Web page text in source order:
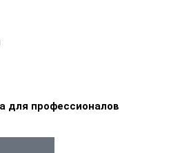
для профессионалов